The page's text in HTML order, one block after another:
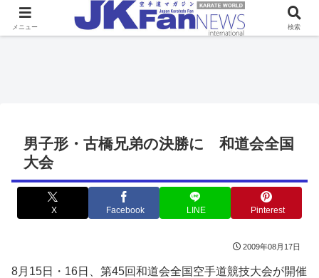
男子形・古橋兄弟の決勝に 和道会全国
大会
X Facebook LINE Pinterest
2009年08月17日
8月15日・16日、第45回和道会全国空手道競技大会が開催
メニュー 検索